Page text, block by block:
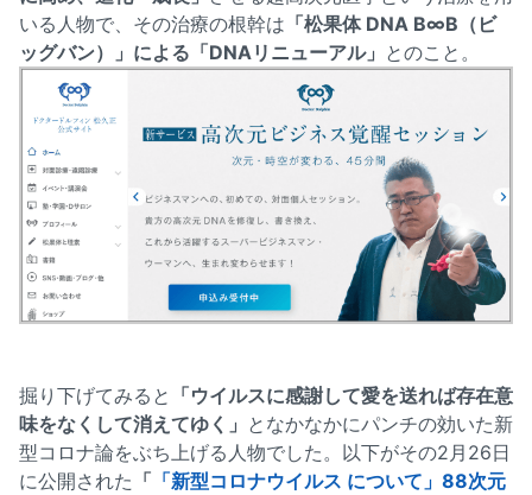
いる人物で、その治療の根幹は 「松果体 DNA B∞B（ビ
ッグバン）」による「DNAリニューアル」 とのこと。
掘り下げてみると 「ウイルスに感謝して愛を送れば存在意
味をなくして消えてゆく」 となかなかにパンチの効いた新
型コロナ論をぶち上げる人物でした。以下がその2月26日
に公開された 「 「新型コロナウイルス について」88次元